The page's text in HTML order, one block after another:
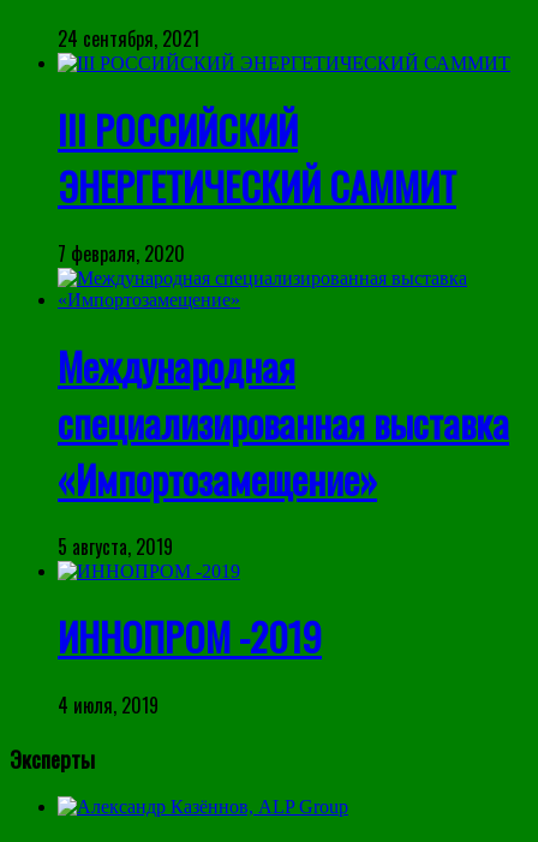
24 сентября, 2021
III РОССИЙСКИЙ
ЭНЕРГЕТИЧЕСКИЙ САММИТ
7 февраля, 2020
Международная
специализированная выставка
«Импортозамещение»
5 августа, 2019
ИННОПРОМ -2019
4 июля, 2019
Эксперты